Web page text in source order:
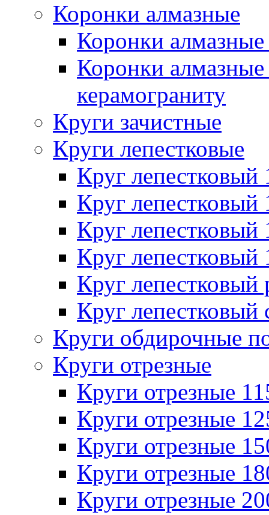
Коронки алмазные
Коронки
Коронки
керамограниту
Круги зачистные
Круги лепестковые
Круг
Круг
Круг
Круг
Круг лепестковый
Круг лепестковый
Круги обдирочные
Круги отрезные
Круги отрезные
Круги отрезные
Круги отрезные
Круги отрезные
Круги отрезные